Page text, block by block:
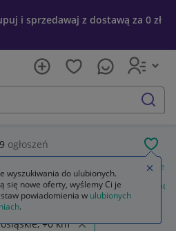
i sprzedawaj z dostawą za 0 zł
szukaj
9 ogłoszeń
Spodnie
robocze spodnie męskie
+0 km
wyszukiwania do ulubionych.
się nowe oferty, wyślemy Ci je
powiadomienia w ulubionych
.